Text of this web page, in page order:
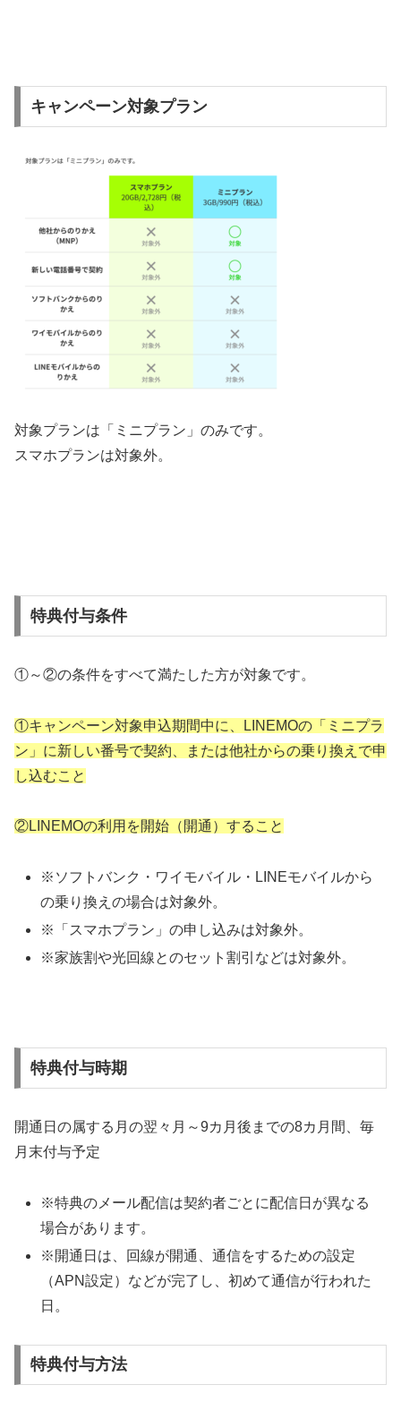
キャンペーン対象プラン
対象プランは「ミニプラン」のみです。
スマホプランは対象外。
特典付与条件
①～②の条件をすべて満たした方が対象です。
①キャンペーン対象申込期間中に、LINEMOの「ミニプラ
ン」に新しい番号で契約、または他社からの乗り換えで申
し込むこと
②LINEMOの利用を開始（開通）すること
※ソフトバンク・ワイモバイル・LINEモバイルから
の乗り換えの場合は対象外。
※「スマホプラン」の申し込みは対象外。
※家族割や光回線とのセット割引などは対象外。
特典付与時期
開通日の属する月の翌々月～9カ月後までの8カ月間、毎
月末付与予定
※特典のメール配信は契約者ごとに配信日が異なる
場合があります。
※開通日は、回線が開通、通信をするための設定
（APN設定）などが完了し、初めて通信が行われた
日。
特典付与方法